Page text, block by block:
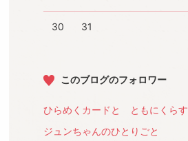
30 31
このブログのフォロワー
ひらめくカードと ともにくらす
ジュンちゃんのひとりごと